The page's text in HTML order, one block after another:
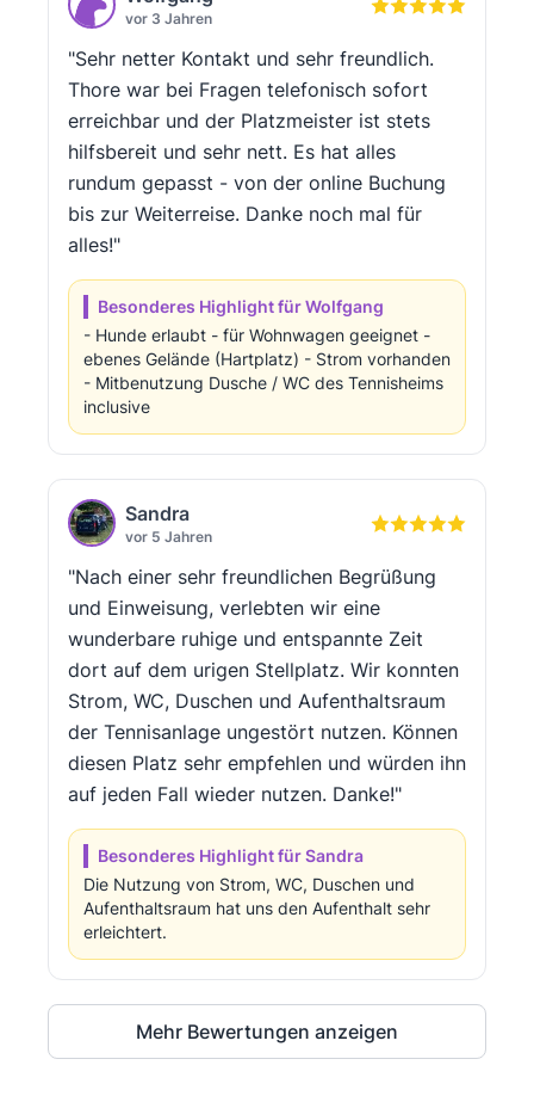
vor 3 Jahren
"Sehr netter Kontakt und sehr freundlich.
Thore war bei Fragen telefonisch sofort
erreichbar und der Platzmeister ist stets
hilfsbereit und sehr nett. Es hat alles
rundum gepasst - von der online Buchung
bis zur Weiterreise. Danke noch mal für
alles!"
Besonderes Highlight für Wolfgang
- Hunde erlaubt - für Wohnwagen geeignet -
ebenes Gelände (Hartplatz) - Strom vorhanden
- Mitbenutzung Dusche / WC des Tennisheims
inclusive
Sandra
vor 5 Jahren
"Nach einer sehr freundlichen Begrüßung
und Einweisung, verlebten wir eine
wunderbare ruhige und entspannte Zeit
dort auf dem urigen Stellplatz. Wir konnten
Strom, WC, Duschen und Aufenthaltsraum
der Tennisanlage ungestört nutzen. Können
diesen Platz sehr empfehlen und würden ihn
auf jeden Fall wieder nutzen. Danke!"
Besonderes Highlight für Sandra
Die Nutzung von Strom, WC, Duschen und
Aufenthaltsraum hat uns den Aufenthalt sehr
erleichtert.
Mehr Bewertungen anzeigen